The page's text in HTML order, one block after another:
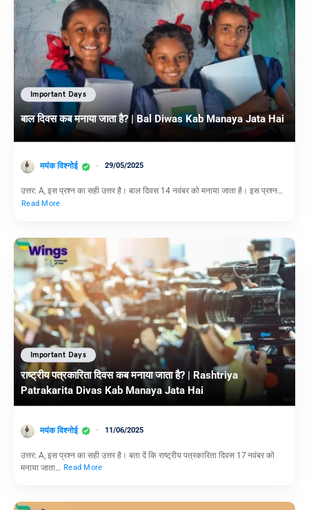
Important Days
बाल दिवस कब मनाया जाता है? | Bal Diwas Kab Manaya Jata Hai
मयंक विश्नोई 29/05/2025
उत्तर: A, इस प्रश्न का सही उत्तर है। बाल दिवस 14 नवंबर को मनाया जाता है। इस प्रश्न…
Read More
Important Days
राष्ट्रीय पत्रकारिता दिवस कब मनाया जाता है? | Rashtriya
Patrakarita Divas Kab Manaya Jata Hai
मयंक विश्नोई 11/06/2025
उत्तर: A, इस प्रश्न का सही उत्तर है। बता दें कि राष्ट्रीय पत्रकारिता दिवस 17 नवंबर को
मनाया जाता… Read More